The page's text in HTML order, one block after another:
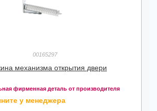
00165297
механизма открытия двери
фирменная деталь от производителя
у менеджера